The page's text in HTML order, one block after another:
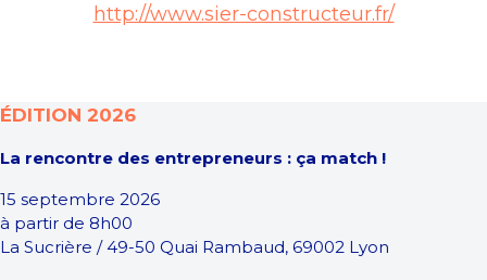
http://www.sier-constructeur.fr/
ÉDITION 2026
La rencontre des entrepreneurs : ça match !
15 septembre 2026
à partir de 8h00
La Sucrière / 49-50 Quai Rambaud, 69002 Lyon